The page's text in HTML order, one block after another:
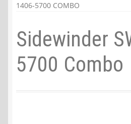
Mein Konto
Recycling, Entsorgung und
Shop
Warenkorb
1406-5700 COMBO
Sidewinder
5700 Combo